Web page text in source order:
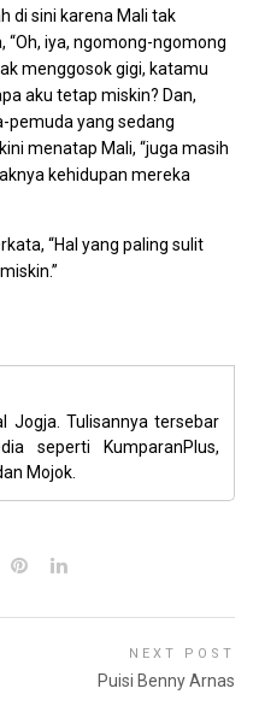
di sini karena Mali tak
“Oh, iya, ngomong-ngomong
menggosok gigi, katamu
aku tetap miskin? Dan,
pemuda yang sedang
menatap Mali, “juga masih
kehidupan mereka
“Hal yang paling sulit
Jogja. Tulisannya tersebar
seperti KumparanPlus,
Mojok.
NEXT POST
Puisi Benny Arnas